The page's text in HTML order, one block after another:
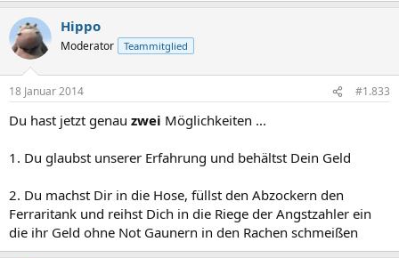
Hippo
Moderator Teammitglied
18 Januar 2014 #1.833
Du hast jetzt genau zwei Möglichkeiten ...
1. Du glaubst unserer Erfahrung und behältst Dein Geld
2. Du machst Dir in die Hose, füllst den Abzockern den
Ferraritank und reihst Dich in die Riege der Angstzahler ein
die ihr Geld ohne Not Gaunern in den Rachen schmeißen